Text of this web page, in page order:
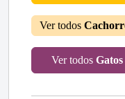
Ver todos
Ver todos Gatos